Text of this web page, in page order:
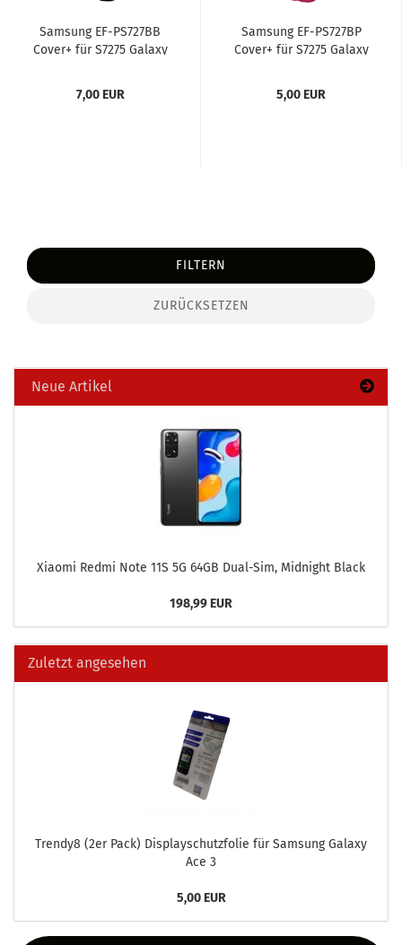
Sam­sung EF-​PS727BB
Cover+ für S7275 Ga­la­xy
7,00 EUR
Sam­sung EF-​PS727BP
Cover+ für S7275 Ga­la­xy
5,00 EUR
FILTERN
ZURÜCKSETZEN
Neue Artikel
Xiao­mi Redmi Note 11S 5G 64GB Dual-​Sim, Mid­night Black
198,99 EUR
Zuletzt angesehen
Trendy8 (2er Pack) Dis­play­schutz­fo­lie für Sam­sung Ga­la­xy
Ace 3
5,00 EUR